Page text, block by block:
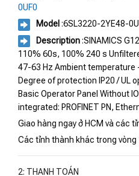
0UF0
Model :6SL3220-2YE48-
Description:SINAMICS
110% 60s, 100% 240 s
47-63 Hz Ambient temperature
Degree of protection IP20 / UL
Basic Operator Panel Without
integrated: PROFINET PN,
Giao hàng ngay ở HCM và các
Các tỉnh thành khác trong vòng
2: THANH TOÁN